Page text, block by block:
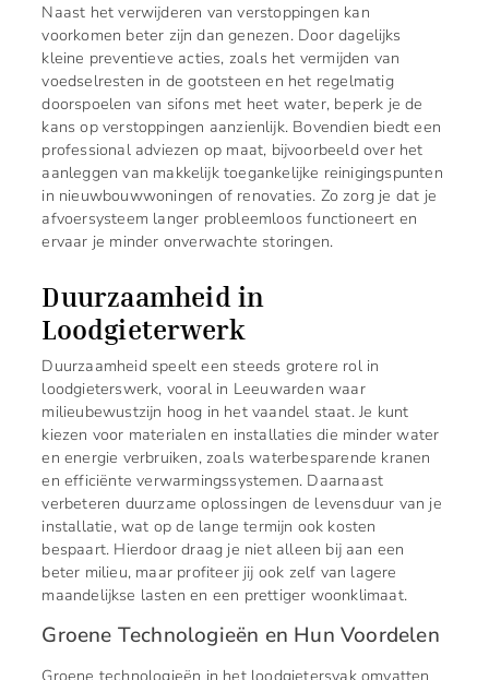
Naast het verwijderen van verstoppingen kan
voorkomen beter zijn dan genezen. Door dagelijks
kleine preventieve acties, zoals het vermijden van
voedselresten in de gootsteen en het regelmatig
doorspoelen van sifons met heet water, beperk je de
kans op verstoppingen aanzienlijk. Bovendien biedt een
professional adviezen op maat, bijvoorbeeld over het
aanleggen van makkelijk toegankelijke reinigingspunten
in nieuwbouwwoningen of renovaties. Zo zorg je dat je
afvoersysteem langer probleemloos functioneert en
ervaar je minder onverwachte storingen.
Duurzaamheid in
Loodgieterwerk
Duurzaamheid speelt een steeds grotere rol in
loodgieterswerk, vooral in Leeuwarden waar
milieubewustzijn hoog in het vaandel staat. Je kunt
kiezen voor materialen en installaties die minder water
en energie verbruiken, zoals waterbesparende kranen
en efficiënte verwarmingssystemen. Daarnaast
verbeteren duurzame oplossingen de levensduur van je
installatie, wat op de lange termijn ook kosten
bespaart. Hierdoor draag je niet alleen bij aan een
beter milieu, maar profiteer jij ook zelf van lagere
maandelijkse lasten en een prettiger woonklimaat.
Groene Technologieën en Hun Voordelen
Groene technologieën in het loodgietersvak omvatten